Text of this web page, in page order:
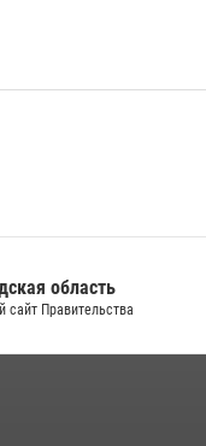
область
сайт Правительства